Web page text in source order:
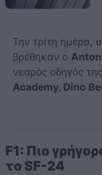
Την τρίτη ημέρα,
βρέθηκαν ο
νεαρός οδηγός της
Academy, Dino
F1: Πιο
το SF-24